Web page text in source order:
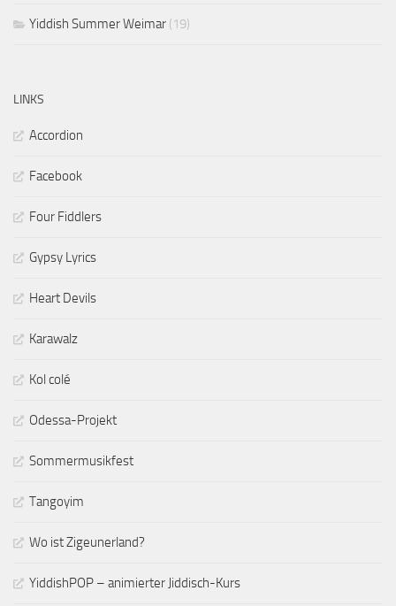
Yiddish Summer Weimar (19)
LINKS
Accordion
Facebook
Four Fiddlers
Gypsy Lyrics
Heart Devils
Karawalz
Kol colé
Odessa-Projekt
Sommermusikfest
Tangoyim
Wo ist Zigeunerland?
YiddishPOP – animierter Jiddisch-Kurs